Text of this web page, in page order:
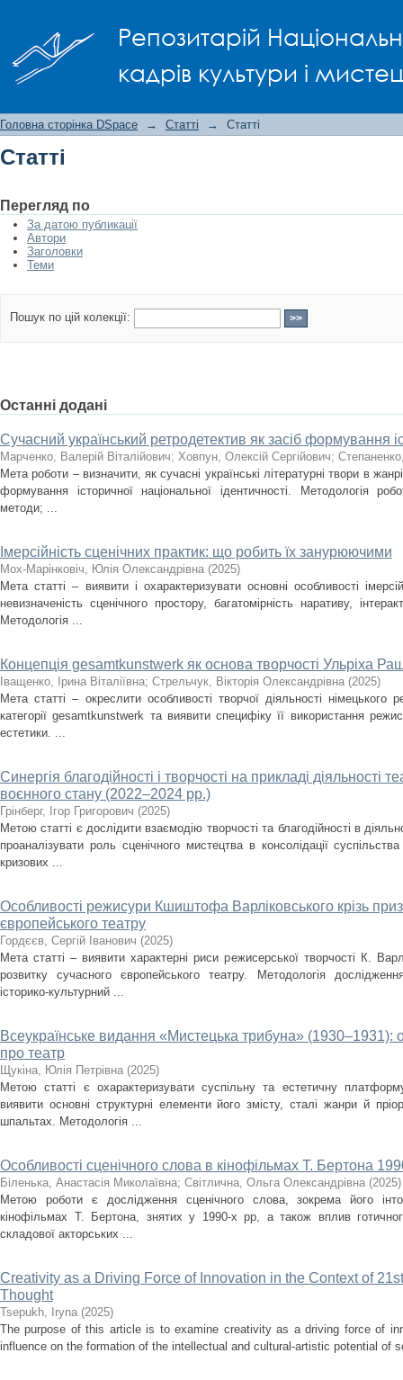
Репозитарій
кадрів культури і
Головна сторінка DSpace → Статті → Статті
Статті
Перегляд по
За датою публикації
Автори
Заголовки
Теми
Пошук по цій колекції:
Останні додані
Сучасний український ретродетектив як засіб формування
Марченко, Валерій Віталійович; Ховпун, Олексій Сергійович;
Мета роботи – визначити, як сучасні українські літературні твори в
формування історичної національної ідентичності. Методологія
методи; ...
Імерсійність сценічних практик: що робить їх занурюючими
Мох-Марінковіч, Юлія Олександрівна (2025)
Мета статті – виявити і охарактеризувати основні особливості
невизначеність сценічного простору, багатомірність наративу,
Методологія ...
Концепція gesamtkunstwerk як основа творчості Ульріха
Іващенко, Ірина Віталіївна; Стрельчук, Вікторія Олександрівна (2025)
Мета статті – окреслити особливості творчої діяльності
категорії gesamtkunstwerk та виявити специфіку її використання
естетики. ...
Синергія благодійності і творчості на прикладі діяльності
воєнного стану (2022–2024 рр.)
Грінберг, Ігор Григорович (2025)
Метою статті є дослідити взаємодію творчості та благодійності в
проаналізувати роль сценічного мистецтва в консолідації
кризових ...
Особливості режисури Кшиштофа Варліковського крізь
європейського театру
Гордєєв, Сергій Іванович (2025)
Мета статті – виявити характерні риси режисерської творчості К.
розвитку сучасного європейського театру. Методологія
історико-культурний ...
Всеукраїнське видання «Мистецька трибуна» (1930–1931):
про театр
Щукіна, Юлія Петрівна (2025)
Метою статті є охарактеризувати суспільну та естетичну
виявити основні структурні елементи його змісту, сталі жанри й
шпальтах. Методологія ...
Особливості сценічного слова в кінофільмах Т. Бертона
Біленька, Анастасія Миколаївна; Світлична, Ольга Олександрівна (2025)
Метою роботи є дослідження сценічного слова, зокрема його
кінофільмах Т. Бертона, знятих у 1990-х рр, а також вплив
складової акторських ...
Creativity as a Driving Force of Innovation in the Context of
Thought
Tsepukh, Iryna (2025)
The purpose of this article is to examine creativity as a driving force of
influence on the formation of the intellectual and cultural-artistic potential of